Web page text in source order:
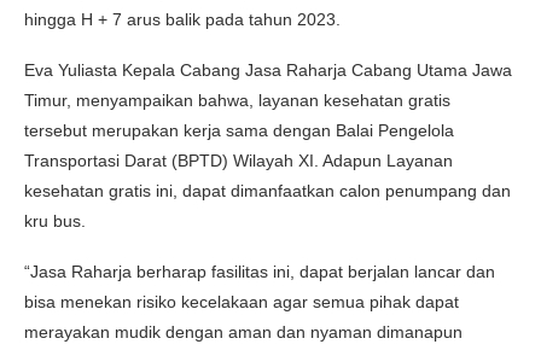
hingga H + 7 arus balik pada tahun 2023.
Eva Yuliasta Kepala Cabang Jasa Raharja Cabang Utama Jawa
Timur, menyampaikan bahwa, layanan kesehatan gratis
tersebut merupakan kerja sama dengan Balai Pengelola
Transportasi Darat (BPTD) Wilayah XI. Adapun Layanan
kesehatan gratis ini, dapat dimanfaatkan calon penumpang dan
kru bus.
“Jasa Raharja berharap fasilitas ini, dapat berjalan lancar dan
bisa menekan risiko kecelakaan agar semua pihak dapat
merayakan mudik dengan aman dan nyaman dimanapun